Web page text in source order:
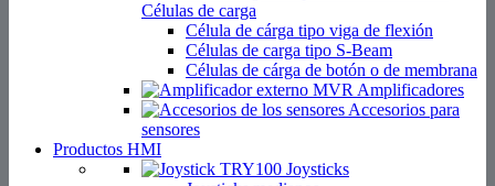
Células de carga
Célula de cárga tipo viga de flexión
Células de carga tipo S-Beam
Células de cárga de botón o de membrana
Amplificadores
Accesorios para
sensores
Productos HMI
Joysticks